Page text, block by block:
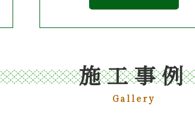
施工事例
Gallery